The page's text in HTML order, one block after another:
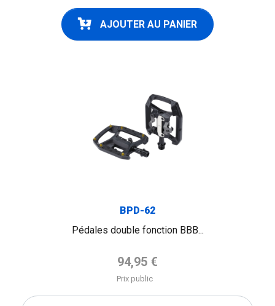
AJOUTER AU PANIER
BPD-62
Pédales double fonction BBB...
Prix de base
94,95 €
Prix public